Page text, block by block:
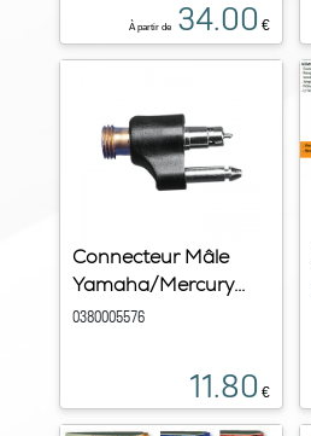
À partir de 34.00 €
Connecteur Mâle
Yamaha/Mercury...
0380005576
11.80 €